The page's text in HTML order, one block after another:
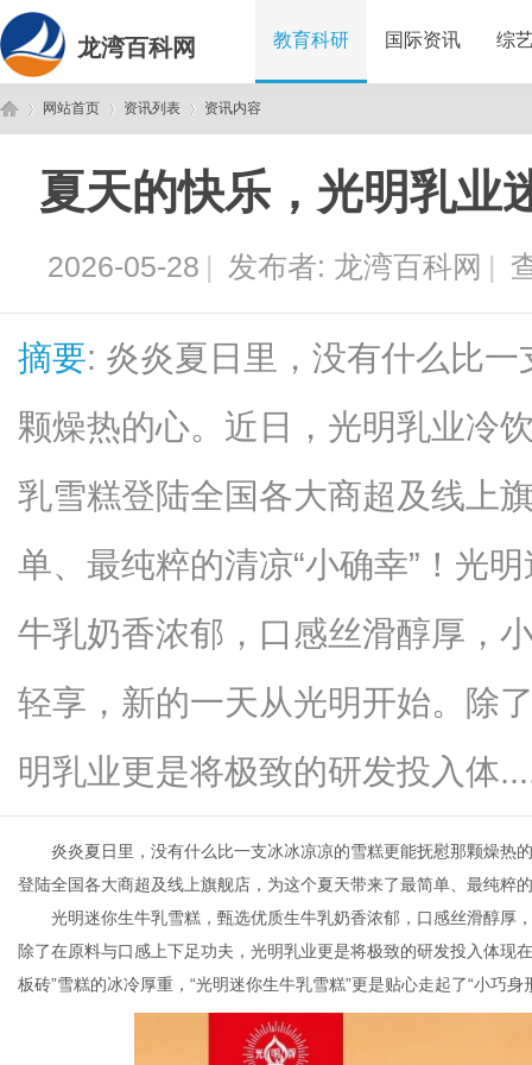
龙湾百科网 教育科研 国际资讯 综
网站首页
›
资讯列表
›
资讯内容
夏天的快乐，光明乳业
2026-05-28 | 发布者: 龙湾百科网 |
摘要: 炎炎夏日里，没有什么比
颗燥热的心。近日，光明乳业
乳雪糕登陆全国各大商超及线上
单、最纯粹的清凉“小确幸”！光
牛乳奶香浓郁，口感丝滑醇厚，
轻享，新的一天从光明开始。除
明乳业更是将极致的研发投入体
炎炎夏日里，没有什么比一支冰冰凉凉的雪糕更能抚慰那颗燥
登陆全国各大商超及线上旗舰店，为这个夏天带来了最简单、最纯粹
光明迷你生牛乳雪糕，甄选优质生牛乳奶香浓郁，口感丝滑醇厚
除了在原料与口感上下足功夫，光明乳业更是将极致的研发投入体现
板砖”雪糕的冰冷厚重，“光明迷你生牛乳雪糕”更是贴心走起了“小巧身